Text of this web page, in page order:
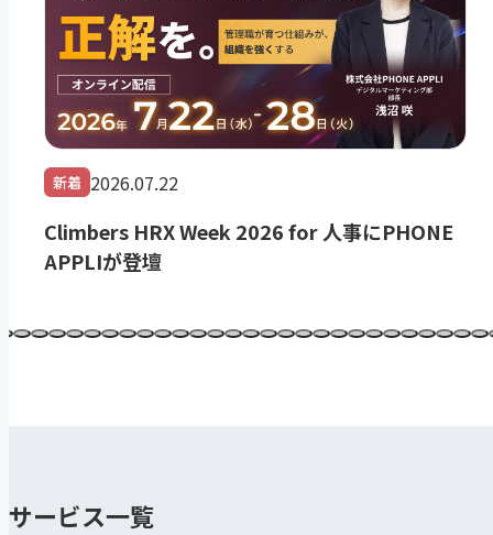
新着 2026.07.22
Climbers HRX Week 2026 for 人事にPHONE
APPLIが登壇
サービス一覧